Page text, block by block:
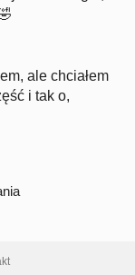
ale chciałem
i tak o,